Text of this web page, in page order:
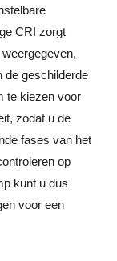
CRI zorgt
de geschilderde
te kiezen voor
zodat u de
fases van het
op
kunt u dus
voor een